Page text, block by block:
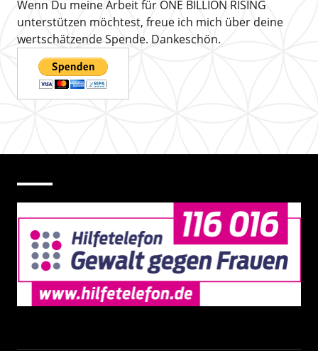
Wenn Du meine Arbeit für ONE BILLION RISING
unterstützen möchtest, freue ich mich über deine
wertschätzende Spende. Dankeschön.